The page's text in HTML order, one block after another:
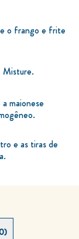
o frango e frite
Misture.
maionese
e as tiras de